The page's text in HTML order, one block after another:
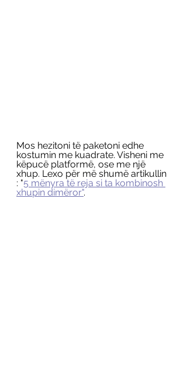
Mos hezitoni të paketoni edhe
kostumin me kuadrate. Visheni me
këpucë platformë, ose me një
xhup. Lexo për më shumë artikullin
: "5 mënyra të reja si ta kombinosh
xhupin dimëror".